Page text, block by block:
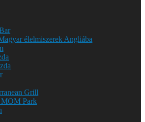
élelmiszerek Angliába
Grill
MOM Park